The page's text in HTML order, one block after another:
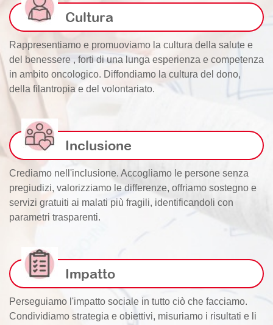
Cultura
Rappresentiamo e promuoviamo la cultura della salute e
del benessere , forti di una lunga esperienza e competenza
in ambito oncologico. Diffondiamo la cultura del dono,
della filantropia e del volontariato.
Inclusione
Crediamo nell'inclusione. Accogliamo le persone senza
pregiudizi, valorizziamo le differenze, offriamo sostegno e
servizi gratuiti ai malati più fragili, identificandoli con
parametri trasparenti.
Impatto
Perseguiamo l'impatto sociale in tutto ciò che facciamo.
Condividiamo strategia e obiettivi, misuriamo i risultati e li